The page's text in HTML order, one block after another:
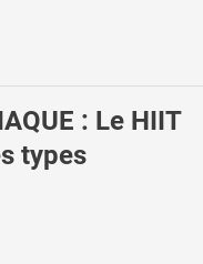
: Le HIIT
types